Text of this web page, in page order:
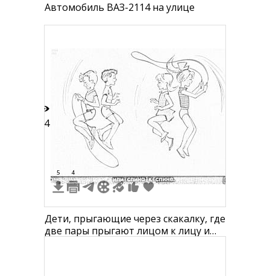
Автомобиль ВАЗ-2114 на улице
24
5 4
Дети, прыгающие через скакалку, где
две пары прыгают лицом к лицу и